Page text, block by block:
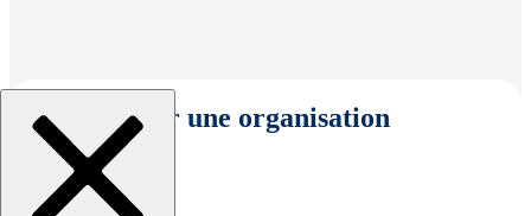
Sélectionner une organisation